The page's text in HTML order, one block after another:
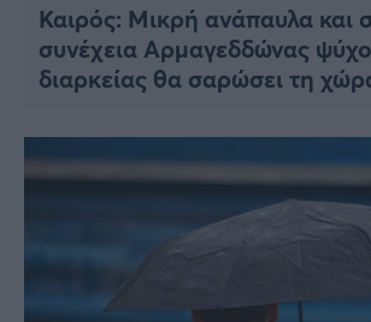
Καιρός: Μικρή ανάπαυλα και
συνέχεια Αρμαγεδδώνας
διαρκείας θα σαρώσει τη